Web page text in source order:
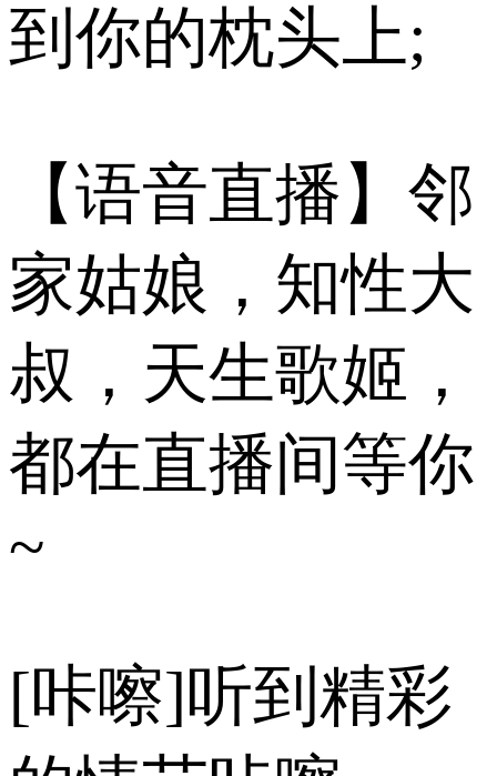
到你的枕头上;
【语音直播】邻
家姑娘，知性大
叔，天生歌姬，
都在直播间等你
~
[咔嚓]听到精彩